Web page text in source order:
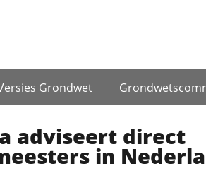
Grondwet
adviseert direct
in